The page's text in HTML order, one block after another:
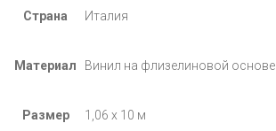
Страна Италия
Материал Винил на флизелиновой основе
Размер 1,06 х 10 м